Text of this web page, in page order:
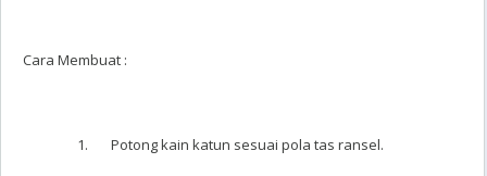
Cara Membuat :
1. Potong kain katun sesuai pola tas ransel.